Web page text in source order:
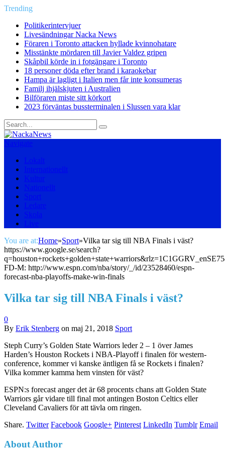
Trending
Politikerintervjuer
Livesändningar Nacka News
Föraren i Toronto attacken hyllade kvinnohatare
Misstänkte mördaren till Javier Valdez gripen
Skåpbil körde in i fotgängare i Toronto
18 personer döda efter brand i karaokebar
Hampa är lagligt i Italien men får inte konsumeras
Familj ihjälskjuten i Australien
Bilföraren miste sitt körkort
2023 förväntas bussterminalen i Slussen vara klar
Navigate
Lokalt
Internationellt
Kultur
Nationellt
Sport
Ledare
Skola
Live
You are at:Home»Sport»Vilka tar sig till NBA Finals i väst?
https://www.google.se/search?
FD-M: http://www.espn.com/nba/story/_/id/23528460/espn-
forecast-nba-playoffs-make-win-finals
Vilka tar sig till NBA Finals i väst?
0
By Erik Stenberg on maj 21, 2018 Sport
Steph Curry’s Golden State Warriors leder 2 – 1 över James
Harden’s Houston Rockets i NBA-Playoff i finalen för western-
conference, kommer vi kanske äntligen få se Rockets i finalen?
Vilka kommer kamma hem vinsten för väst?
ESPN:s forecast anger det är 68 procents chans att Golden State
Warriors går vidare till final mot antingen Boston Celtics eller
Cleveland Cavaliers för att tävla om ringen.
Share. Twitter Facebook Google+ Pinterest LinkedIn Tumblr Email
About Author